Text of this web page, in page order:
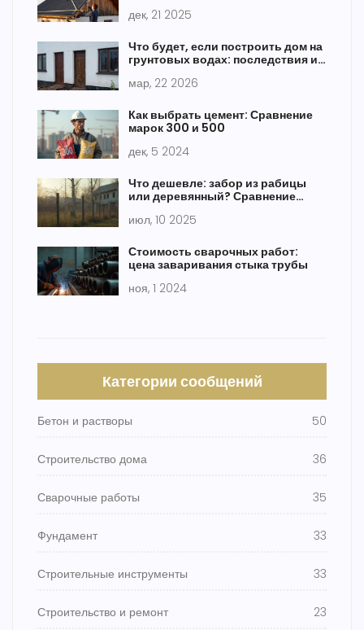
дек, 21 2025
Что будет, если построить дом на
грунтовых водах: последствия и
мар, 22 2026
Как выбрать цемент: Сравнение
марок 300 и 500
дек, 5 2024
Что дешевле: забор из рабицы
или деревянный? Сравнение
июл, 10 2025
Стоимость сварочных работ:
цена заваривания стыка трубы
ноя, 1 2024
Категории сообщений
Бетон и растворы 50
Строительство дома 36
Сварочные работы 35
Фундамент 33
Строительные инструменты 33
Строительство и ремонт 23